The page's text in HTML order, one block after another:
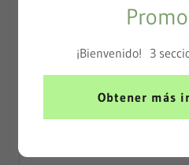
historial y cualquier página
¡Bienvenido! 3
Obtener más